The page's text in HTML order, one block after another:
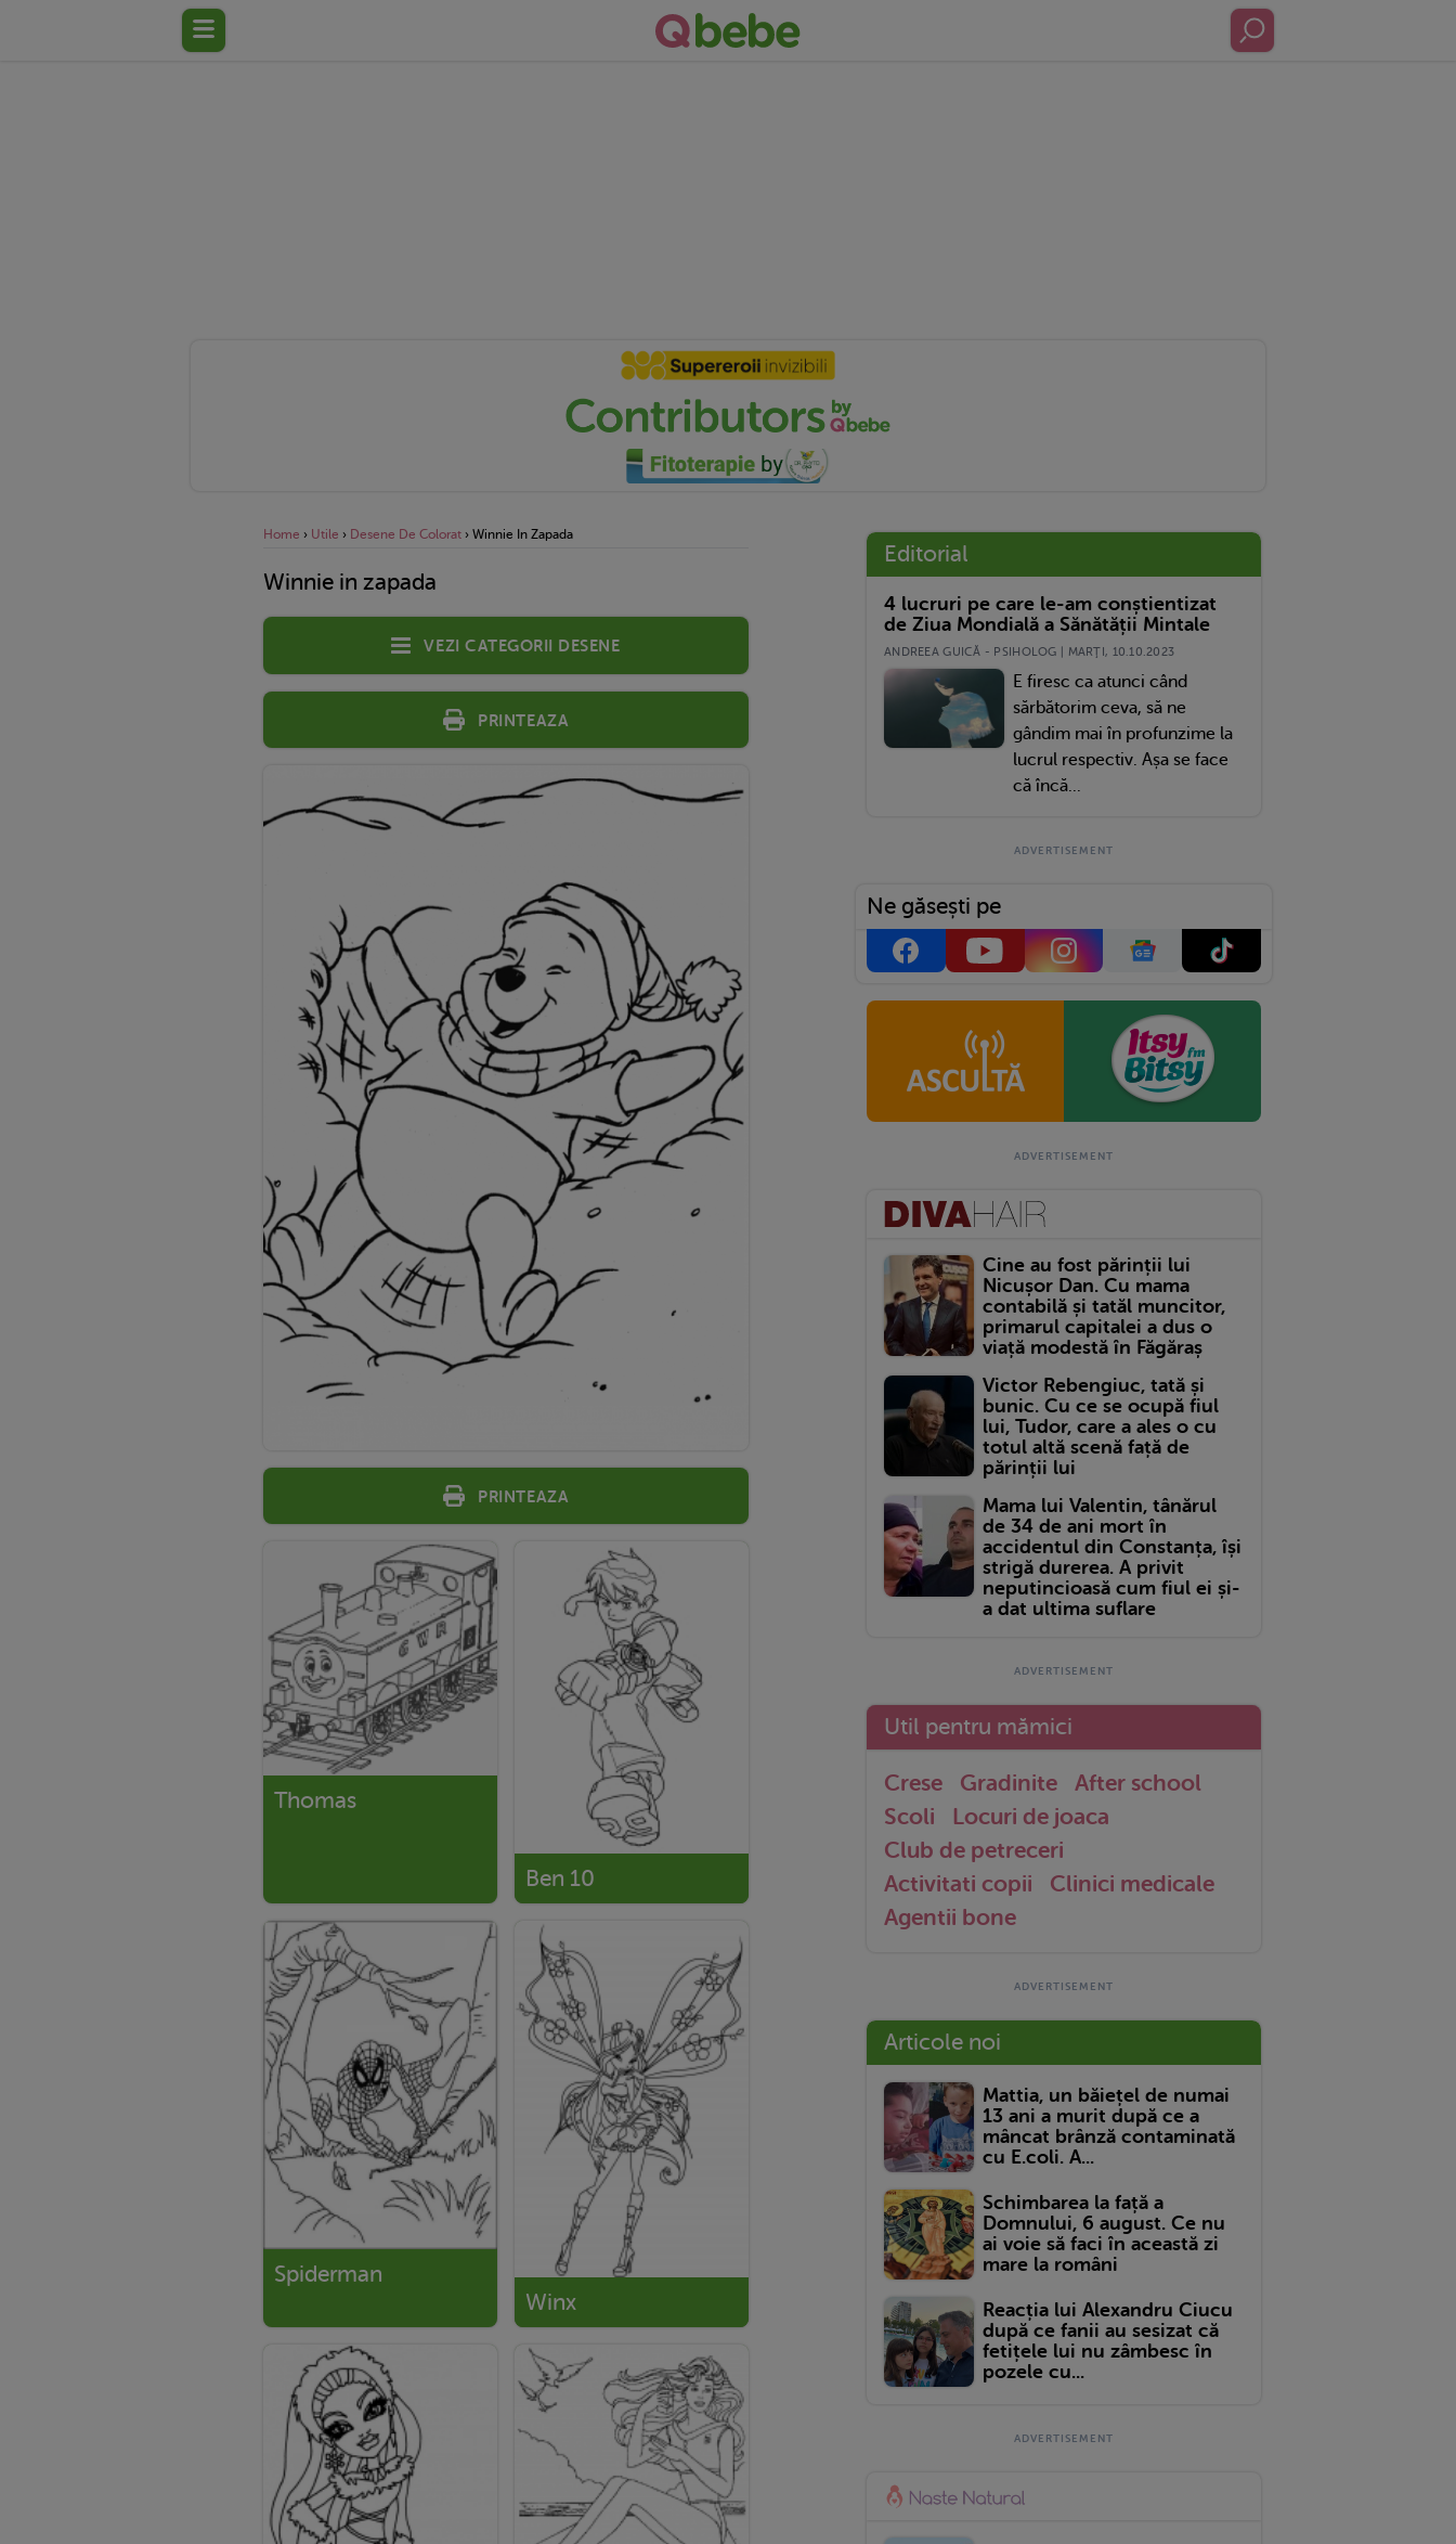
Home › Utile › Desene De Colorat › Winnie In Zapada
Winnie in zapada
Vezi categorii desene
Printeaza
Printeaza
Thomas
Ben 10
Spiderman
Winx
Editorial
4 lucruri pe care le-am conștientizat
de Ziua Mondială a Sănătății Mintale
ANDREEA GUICĂ - PSIHOLOG | MARŢI, 10.10.2023
E firesc ca atunci când
sărbătorim ceva, să ne
gândim mai în profunzime la
lucrul respectiv. Așa se face
că încă...
Ne găsești pe
Cine au fost părinții lui
Nicușor Dan. Cu mama
contabilă și tatăl muncitor,
primarul capitalei a dus o
viață modestă în Făgăraș
Victor Rebengiuc, tată și
bunic. Cu ce se ocupă fiul
lui, Tudor, care a ales o cu
totul altă scenă față de
părinții lui
Mama lui Valentin, tânărul
de 34 de ani mort în
accidentul din Constanța, își
strigă durerea. A privit
neputincioasă cum fiul ei și-
a dat ultima suflare
Util pentru mămici
Crese Gradinite
After school
Scoli
Locuri de joaca
Club de petreceri
Activitati copii
Clinici medicale
Agentii bone
Articole noi
Mattia, un băiețel de numai
13 ani a murit după ce a
mâncat brânză contaminată
cu E.coli. A...
Schimbarea la față a
Domnului, 6 august. Ce nu
ai voie să faci în această zi
mare la români
Reacția lui Alexandru Ciucu
după ce fanii au sesizat că
fetițele lui nu zâmbesc în
pozele cu...